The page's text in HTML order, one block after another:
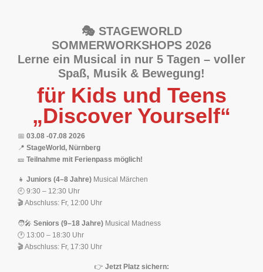
🎭 STAGEWORLD
SOMMERWORKSHOPS 2026
Lerne ein Musical in nur 5 Tagen – voller
Spaß, Musik & Bewegung!
für Kids und Teens
„Discover Yourself“
📅 03.08 -07.08 2026
📍 StageWorld, Nürnberg
🎫 Teilnahme mit Ferienpass möglich!
👧 Juniors (4–8 Jahre) Musical Märchen
🕘 9:30 – 12:30 Uhr
🎬 Abschluss: Fr, 12:00 Uhr
🧑‍🎤 Seniors (9–18 Jahre) Musical Madness
🕐 13:00 – 18:30 Uhr
🎬 Abschluss: Fr, 17:30 Uhr
👉 Jetzt Platz sichern: